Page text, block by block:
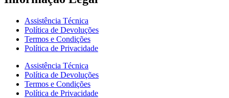
Assistência Técnica
Política de Devoluções
Termos e Condições
Política de Privacidade
Assistência Técnica
Política de Devoluções
Termos e Condições
Política de Privacidade